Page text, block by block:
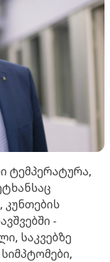
ტემპერატურა,
კუნთების
-
საკვებზე